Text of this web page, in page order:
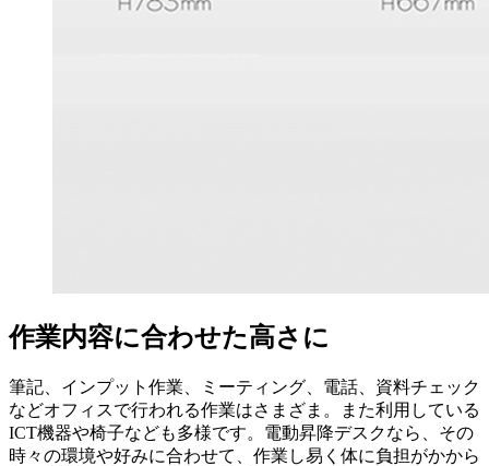
作業内容に合わせた高さに
筆記、インプット作業、ミーティング、電話、資料チェック
などオフィスで行われる作業はさまざま。また利用している
ICT機器や椅子なども多様です。電動昇降デスクなら、その
時々の環境や好みに合わせて、作業し易く体に負担がかから